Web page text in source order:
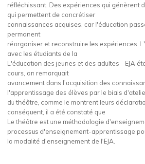
réfléchissant. Des expériences qui génèrent
qui permettent de concrétiser
connaissances acquises, car l'éducation
permanent
réorganiser et reconstruire les expériences.
avec les étudiants de la
L'éducation des jeunes et des adultes - EJA
cours, on remarquait
avancement dans l'acquisition des
l'apprentissage des élèves par le biais
du théâtre, comme le montrent leurs
conséquent, il a été constaté que
Le théâtre est une méthodologie
processus d'enseignement-apprentissage
la modalité d'enseignement de l'EJA.